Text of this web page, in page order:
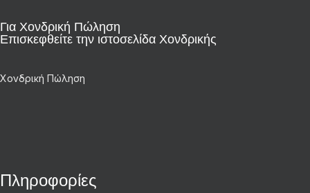
Για Χονδρική Πώληση
Επισκεφθείτε την ιστοσελίδα Χονδρικής
Χονδρική Πώληση
Πληροφορίες